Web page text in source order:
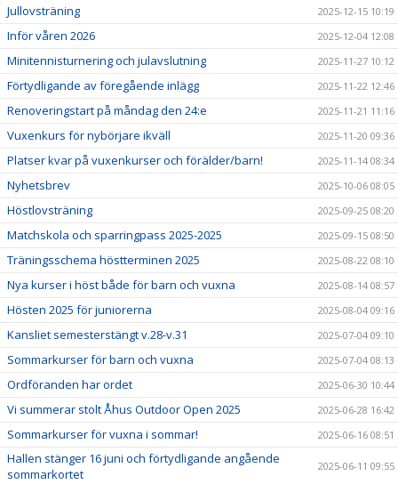
Jullovsträning 2025-12-15 10:19
Inför våren 2026 2025-12-04 12:08
Minitennisturnering och julavslutning 2025-11-27 10:12
Förtydligande av föregående inlägg 2025-11-22 12:46
Renoveringstart på måndag den 24:e 2025-11-21 11:16
Vuxenkurs för nybörjare ikväll 2025-11-20 09:36
Platser kvar på vuxenkurser och förälder/barn! 2025-11-14 08:34
Nyhetsbrev 2025-10-06 08:05
Höstlovsträning 2025-09-25 08:20
Matchskola och sparringpass 2025-2025 2025-09-15 08:50
Träningsschema höstterminen 2025 2025-08-22 08:10
Nya kurser i höst både för barn och vuxna 2025-08-14 08:57
Hösten 2025 för juniorerna 2025-08-04 09:16
Kansliet semesterstängt v.28-v.31 2025-07-04 09:10
Sommarkurser för barn och vuxna 2025-07-04 08:13
Ordföranden har ordet 2025-06-30 10:44
Vi summerar stolt Åhus Outdoor Open 2025 2025-06-28 16:42
Sommarkurser för vuxna i sommar! 2025-06-16 08:51
Hallen stänger 16 juni och förtydligande angående
sommarkortet
2025-06-11 09:55